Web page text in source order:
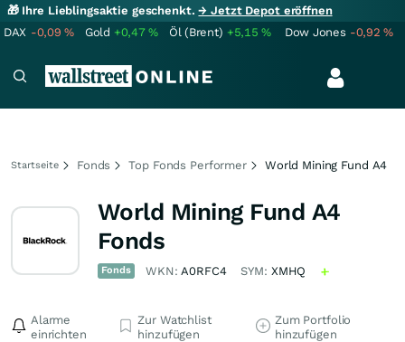
🎁 Ihre Lieblingsaktie geschenkt.→ Jetzt Depot eröffnen
DAX -0,09% Gold +0,47% Öl (Brent) +5,15% Dow Jones -0,92%
Startseite Fonds Top Fonds Performer World Mining Fund A4
World Mining Fund A4
Fonds
Fonds WKN:A0RFC4 SYM: XMHQ
Alarme
einrichten
Zur Watchlist
hinzufügen
Zum Portfolio
hinzufügen